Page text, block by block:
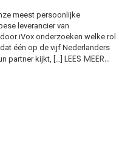
meest persoonlijke
leverancier van
iVox onderzoeken welke rol
één op de vijf Nederlanders
partner kijkt, […] LEES MEER…